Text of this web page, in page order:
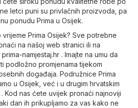
letci puni su privlačnih proizvoda, pa
ponudu Prima u Osijek.
Prima Osijek? Sve potrebne
na našoj web stranici ili na
prima-namjestaj.hr . Imajte na umu da
podložno promjenama tijekom
događaja. Podružnice Prima
u Osijek, već i u drugim hrvatskim
Kod nas ćete uvijek pronaći najnoviji
dan ih prikupljamo za vas kako ne